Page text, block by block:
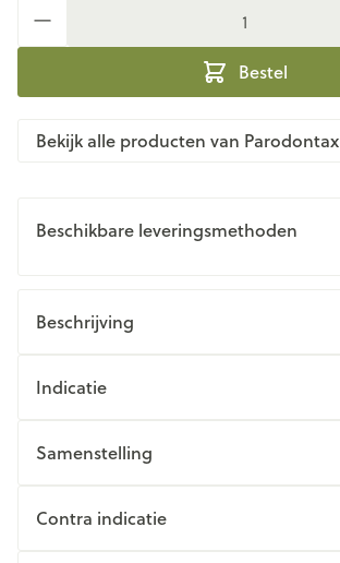
Bestel
Bekijk alle producten van Parodontax
Beschikbare leveringsmethoden
Beschrijving
Indicatie
Samenstelling
Contra indicatie